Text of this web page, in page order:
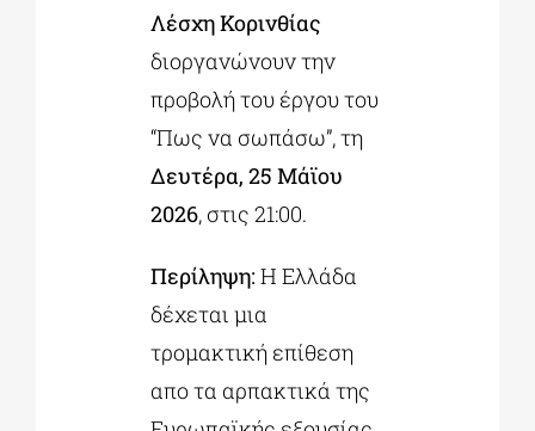
Λέσχη Κορινθίας
διοργανώνουν την
προβολή του έργου του
“Πως να σωπάσω”, τη
Δευτέρα, 25 Μάϊου
2026, στις 21:00.
Περίληψη: Η Ελλάδα
δέχεται μια
τρομακτική επίθεση
απο τα αρπακτικά της